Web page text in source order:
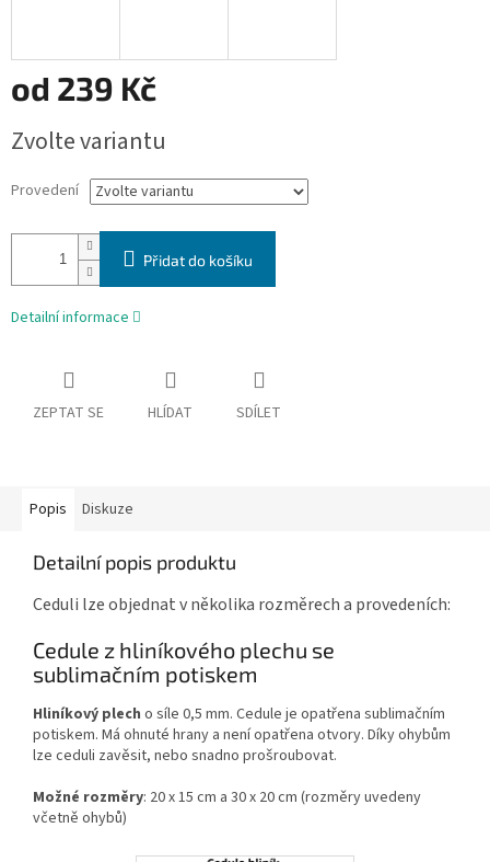
od 239 Kč
cena:
Zvolte variantu
Provedení
Přidat do košíku
Detailní informace
ZEPTAT SE HLÍDAT SDÍLET
Popis Diskuze
Detailní popis produktu
Ceduli lze objednat v několika rozměrech a provedeních:
Cedule z hliníkového plechu se
sublimačním potiskem
Hliníkový plech o síle 0,5 mm. Cedule je opatřena sublimačním
potiskem. Má ohnuté hrany a není opatřena otvory. Díky ohybům
lze ceduli zavěsit, nebo snadno prošroubovat.
Možné rozměry: 20 x 15 cm a 30 x 20 cm (rozměry uvedeny
včetně ohybů)